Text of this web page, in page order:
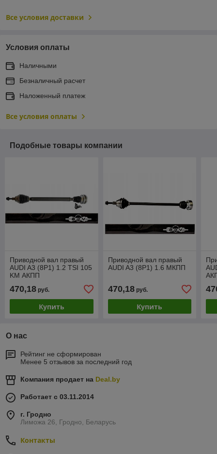
Все условия доставки
Условия оплаты
Наличными
Безналичный расчет
Наложенный платеж
Все условия оплаты
Подобные товары компании
Приводной вал правый
AUDI A3 (8P1) 1.2 TSI 105
KM АКПП
470,18 руб.
Купить
Приводной вал правый
AUDI A3 (8P1) 1.6 МКПП
470,18руб.
Купить
О нас
Рейтинг не сформирован
Менее 5 отзывов за последний год
Компания продает на Deal.by
Работает с 03.11.2014
г. Гродно
Лиможа 26, Гродно, Беларусь
Контакты